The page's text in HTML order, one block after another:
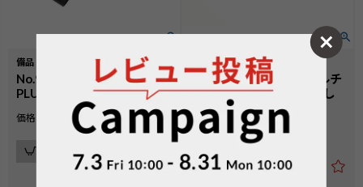
備品
No.99500-02：INTER CITY
PLUS サブアタッチメント
価格 1,100 税込
カートに入れる
No.60479：トラベルマルチ
ウォレット【生産終了致し
ました】
価格 ¥ 4,400 税込
カートに入れる